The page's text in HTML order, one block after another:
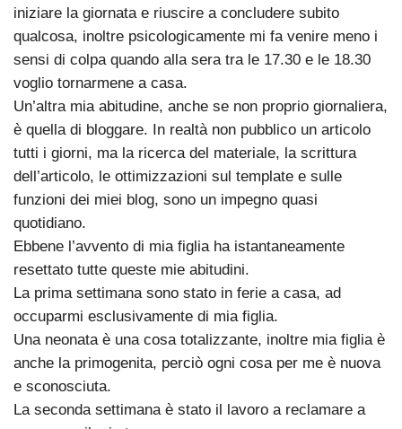
iniziare la giornata e riuscire a concludere subito
qualcosa, inoltre psicologicamente mi fa venire meno i
sensi di colpa quando alla sera tra le 17.30 e le 18.30
voglio tornarmene a casa.
Un’altra mia abitudine, anche se non proprio giornaliera,
è quella di bloggare. In realtà non pubblico un articolo
tutti i giorni, ma la ricerca del materiale, la scrittura
dell’articolo, le ottimizzazioni sul template e sulle
funzioni dei miei blog, sono un impegno quasi
quotidiano.
Ebbene l’avvento di mia figlia ha istantaneamente
resettato tutte queste mie abitudini.
La prima settimana sono stato in ferie a casa, ad
occuparmi esclusivamente di mia figlia.
Una neonata è una cosa totalizzante, inoltre mia figlia è
anche la primogenita, perciò ogni cosa per me è nuova
e sconosciuta.
La seconda settimana è stato il lavoro a reclamare a